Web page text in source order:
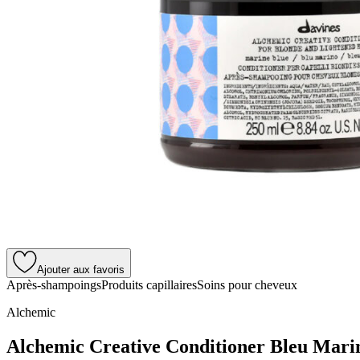
Ajouter aux favoris
Après-shampoingsProduits capillairesSoins pour cheveux
Alchemic
Alchemic Creative Conditioner Bleu